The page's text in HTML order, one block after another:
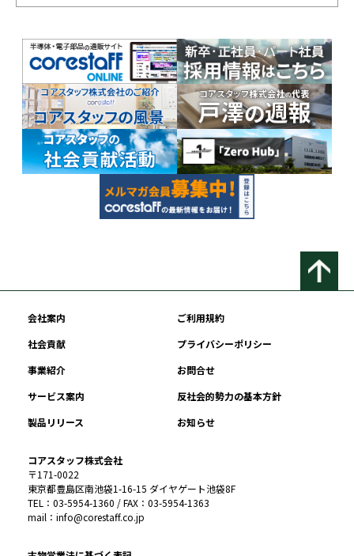
会社案内
ご利用規約
社会貢献
プライバシーポリシー
事業紹介
お問合せ
サービス案内
反社会的勢力の基本方針
製品リリース
お知らせ
コアスタッフ株式会社
〒171-0022
東京都豊島区南池袋1-16-15 ダイヤゲート池袋8F
TEL：03-5954-1360 / FAX：03-5954-1363
mail：info@corestaff.co.jp